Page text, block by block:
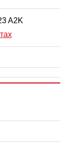
A2K